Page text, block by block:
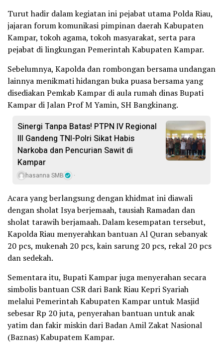
Turut hadir dalam kegiatan ini pejabat utama Polda Riau,
jajaran forum komunikasi pimpinan daerah Kabupaten
Kampar, tokoh agama, tokoh masyarakat, serta para
pejabat di lingkungan Pemerintah Kabupaten Kampar.
Sebelumnya, Kapolda dan rombongan bersama undangan
lainnya menikmati hidangan buka puasa bersama yang
disediakan Pemkab Kampar di aula rumah dinas Bupati
Kampar di Jalan Prof M Yamin, SH Bangkinang.
Sinergi Tanpa Batas! PTPN IV Regional
III Gandeng TNI-Polri Sikat Habis
Narkoba dan Pencurian Sawit di
Kampar
hasanna SMB
Acara yang berlangsung dengan khidmat ini diawali
dengan sholat Isya berjemaah, tausiah Ramadan dan
sholat tarawih berjamaah. Dalam kesempatan tersebut,
Kapolda Riau menyerahkan bantuan Al Quran sebanyak
20 pcs, mukenah 20 pcs, kain sarung 20 pcs, rekal 20 pcs
dan sedekah.
Sementara itu, Bupati Kampar juga menyerahan secara
simbolis bantuan CSR dari Bank Riau Kepri Syariah
melalui Pemerintah Kabupaten Kampar untuk Masjid
sebesar Rp 20 juta, penyerahan bantuan untuk anak
yatim dan fakir miskin dari Badan Amil Zakat Nasional
(Baznas) Kabupatem Kampar.